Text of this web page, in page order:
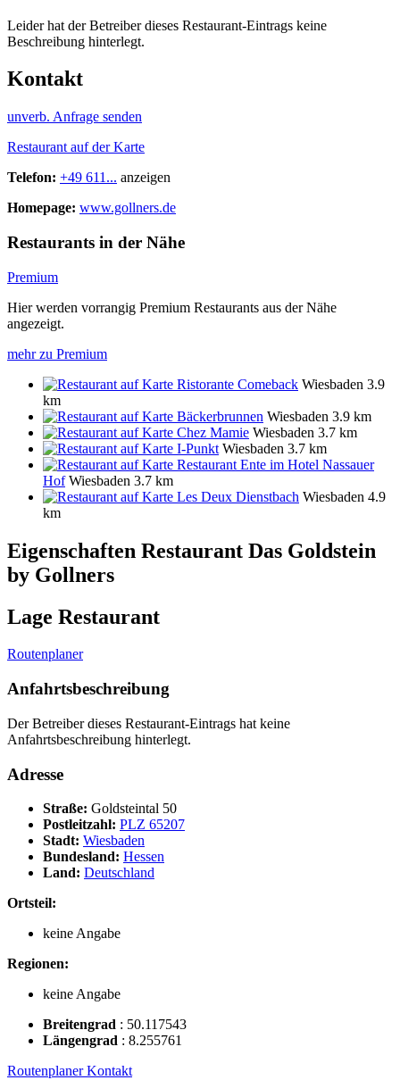
Leider hat der Betreiber dieses Restaurant-Eintrags keine
Beschreibung hinterlegt.
Kontakt
unverb. Anfrage senden
Restaurant auf der Karte
Telefon: +49 611... anzeigen
Homepage: www.gollners.de
Restaurants in der Nähe
Premium
Hier werden vorrangig Premium Restaurants aus der Nähe
angezeigt.
mehr zu Premium
Ristorante Comeback Wiesbaden 3.9
km
Bäckerbrunnen Wiesbaden 3.9 km
Chez Mamie Wiesbaden 3.7 km
I-Punkt Wiesbaden 3.7 km
Restaurant Ente im Hotel Nassauer
Hof Wiesbaden 3.7 km
Les Deux Dienstbach Wiesbaden 4.9
km
Eigenschaften Restaurant Das Goldstein
by Gollners
Lage Restaurant
Routenplaner
Anfahrtsbeschreibung
Der Betreiber dieses Restaurant-Eintrags hat keine
Anfahrtsbeschreibung hinterlegt.
Adresse
Straße: Goldsteintal 50
Postleitzahl: PLZ 65207
Stadt: Wiesbaden
Bundesland: Hessen
Land: Deutschland
Ortsteil:
keine Angabe
Regionen:
keine Angabe
Breitengrad : 50.117543
Längengrad : 8.255761
RoutenplanerKontakt